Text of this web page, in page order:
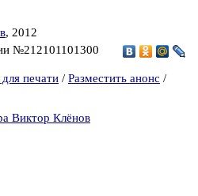
, 2012
№212101101300
печати / Разместить анонс /
Виктор Клёнов